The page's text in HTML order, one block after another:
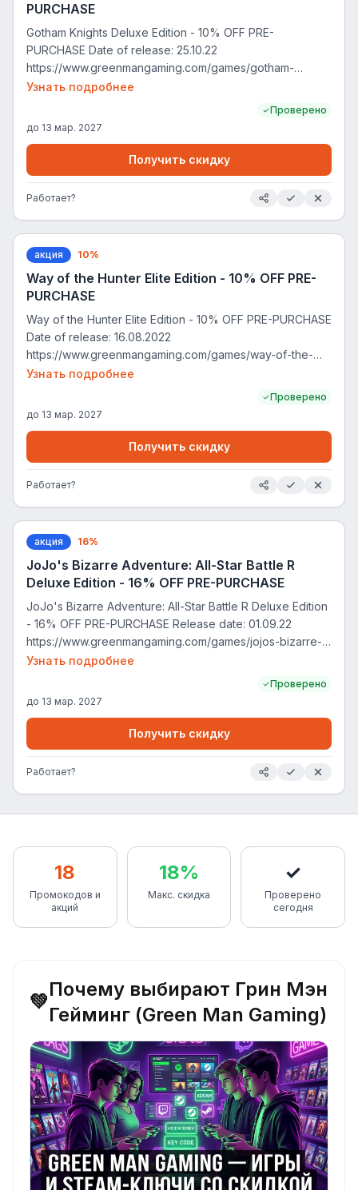
PURCHASE
Gotham Knights Deluxe Edition - 10% OFF PRE-
PURCHASE Date of release: 25.10.22
https://www.greenmangaming.com/games/gotham-
knights-deluxe-edition-pc/
Узнать подробнее
Проверено
до 13 мар. 2027
Получить скидку
Работает?
акция 10%
Way of the Hunter Elite Edition - 10% OFF PRE-
PURCHASE
Way of the Hunter Elite Edition - 10% OFF PRE-PURCHASE
Date of release: 16.08.2022
https://www.greenmangaming.com/games/way-of-the-
hunter-elite-edition-pc/
Узнать подробнее
Проверено
до 13 мар. 2027
Получить скидку
Работает?
акция 16%
JoJo's Bizarre Adventure: All-Star Battle R
Deluxe Edition - 16% OFF PRE-PURCHASE
JoJo's Bizarre Adventure: All-Star Battle R Deluxe Edition
- 16% OFF PRE-PURCHASE Release date: 01.09.22
https://www.greenmangaming.com/games/jojos-bizarre-
adventure-all-star-battle-r-deluxe-edition-pc/
Узнать подробнее
Проверено
до 13 мар. 2027
Получить скидку
Работает?
18
Промокодов и
акций
18%
Макс. скидка
✓
Проверено
сегодня
💚
Почему выбирают Грин Мэн
Гейминг (Green Man Gaming)